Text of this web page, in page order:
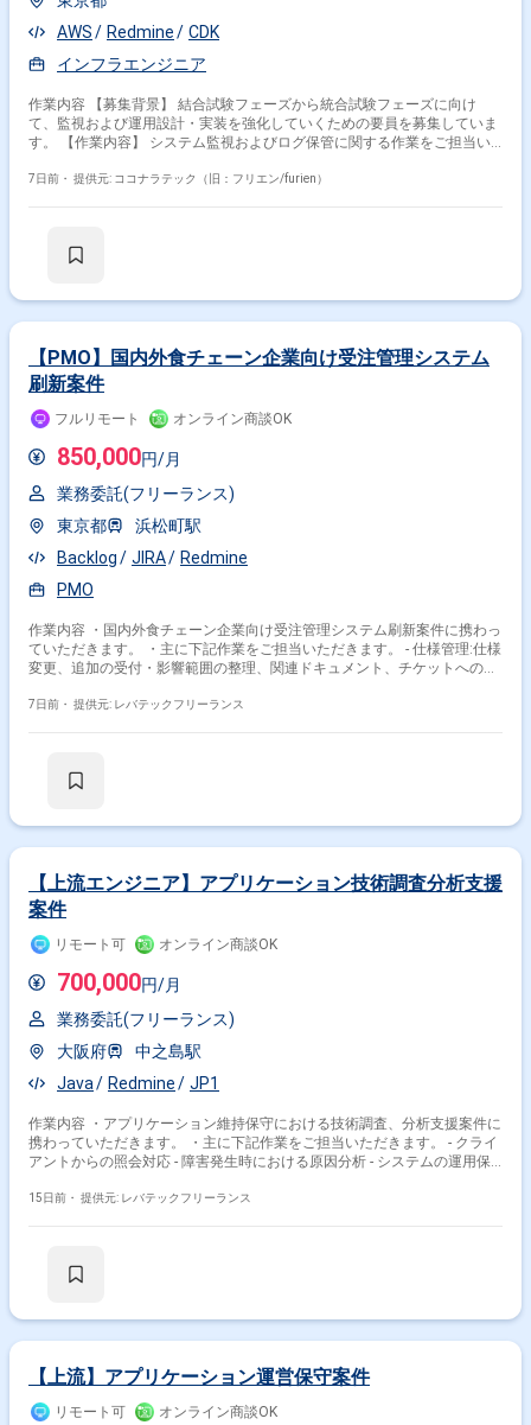
AWS
Redmine
CDK
インフラエンジニア
作業内容 【募集背景】 結合試験フェーズから統合試験フェーズに向け
て、監視および運用設計・実装を強化していくための要員を募集していま
す。 【作業内容】 システム監視およびログ保管に関する作業をご担当い
ステム監視設計、収集対象や期間、ローテーション等を整理するログ設
行っていただきます。結合試験および統合試験の中で、コードを読み取り
る主体性のある方、監視ダッシュボードや各種ツールを組み合わせた運用
設計に前向きに取り組める方を歓迎します。 【ポジションの魅力】 結合
試験から統合試験までのフェーズに継続して参画し、監視および運用周り
の設計から実装までを一貫して担うことができます。AWSネイティブの監
視機能や周辺ツールを活用しながら、実運用を見据えた仕組みづくりに深
く関与できる点が魅力です。 【開発環境】 AWS環境上で、Cloud
Watch、Event Bridge、Alarm、OpsItem、OpsCenterなどのAWSネイティ
ブサービスを中心に利用します。運用・タスク管理ツールとして
Redmine、Lanscopeなどを利用します。
7日前・ 提供元: ココナラテック（旧：フリエン/furien）
【PMO】国内外食チェーン企業向け受注管理システム
刷新案件
フルリモート オンライン商談OK
850,000円/月
業務委託(フリーランス)
東京都
浜松町駅
Backlog
JIRA
Redmine
PMO
作業内容 ・国内外食チェーン企業向け受注管理システム刷新案件に携わっ
ていただきます。 ・主に下記作業をご担当いただきます。 - 仕様管理:仕様
変更、追加の受付・影響範囲の整理、関連ドキュメント、チケットへの反
合の傾向分析、品質指標の可視化、品質ゲートの運用支援 - 進捗リスク管
料の作成、更新 - PL/TL支援:プロジェクト全体の推進調整をPL/各TLと連
7日前・ 提供元: レバテックフリーランス
【上流エンジニア】アプリケーション技術調査分析支援
案件
リモート可 オンライン商談OK
700,000円/月
業務委託(フリーランス)
大阪府
中之島駅
Java
Redmine JP1
作業内容 ・アプリケーション維持保守における技術調査、分析支援案件に
携わっていただきます。 ・主に下記作業をご担当いただきます。 - クライ
アントからの照会対応 - 障害発生時における原因分析 - システムの運用保
15日前・ 提供元: レバテックフリーランス
【上流】アプリケーション運営保守案件
リモート可 オンライン商談OK